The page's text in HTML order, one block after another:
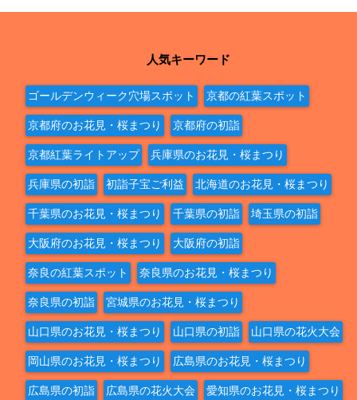
人気キーワード
ゴールデンウィーク穴場スポット 京都の紅葉スポット
京都府のお花見・桜まつり 京都府の初詣
京都紅葉ライトアップ 兵庫県のお花見・桜まつり
兵庫県の初詣 初詣子宝ご利益 北海道のお花見・桜まつり
千葉県のお花見・桜まつり 千葉県の初詣 埼玉県の初詣
大阪府のお花見・桜まつり 大阪府の初詣
奈良の紅葉スポット 奈良県のお花見・桜まつり
奈良県の初詣 宮城県のお花見・桜まつり
山口県のお花見・桜まつり 山口県の初詣 山口県の花火大会
岡山県のお花見・桜まつり 広島県のお花見・桜まつり
広島県の初詣 広島県の花火大会 愛知県のお花見・桜まつり